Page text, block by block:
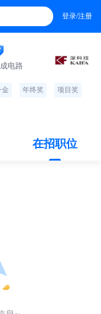
登录/注册
电路
金 年终奖 项目奖
在招职位